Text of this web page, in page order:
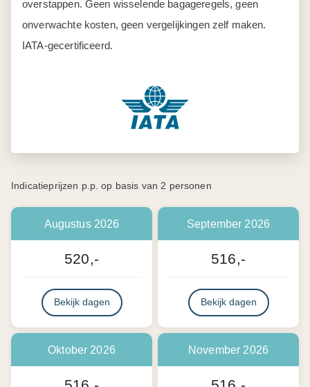
overstappen. Geen wisselende bagageregels, geen
onverwachte kosten, geen vergelijkingen zelf maken.
IATA-gecertificeerd.
Indicatieprijzen p.p. op basis van 2 personen
Augustus 2026
520,-
Bekijk dagen
September 2026
516,-
Bekijk dagen
Oktober 2026 November 2026